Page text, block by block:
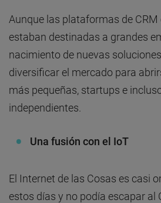
Aunque las plataformas de
estaban destinadas a grandes
nacimiento de nuevas
diversificar el mercado para
más pequeñas, startups e
independientes.
Una fusión con el IoT
El Internet de las Cosas es casi
estos días y no podía escapar al